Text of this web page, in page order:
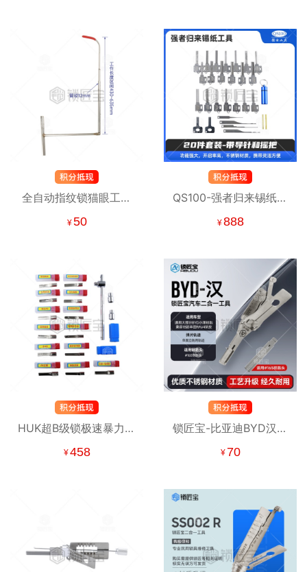
全自动指纹锁猫眼工具
升级款
¥50
QS100-强者归来锡纸工
具20件套装 带导针和摇
¥888
HUK超B级锁极速暴力强
¥458
锁匠宝-比亚迪BYD汉二
RAV4荣放
¥ 70